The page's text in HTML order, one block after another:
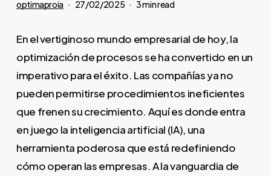
optimaproia 27/02/2025 3 min read
En el vertiginoso mundo empresarial de hoy, la
optimización de procesos se ha convertido en un
imperativo para el éxito. Las compañías ya no
pueden permitirse procedimientos ineficientes
que frenen su crecimiento. Aquí es donde entra
en juego la inteligencia artificial (IA), una
herramienta poderosa que está redefiniendo
cómo operan las empresas. A la vanguardia de